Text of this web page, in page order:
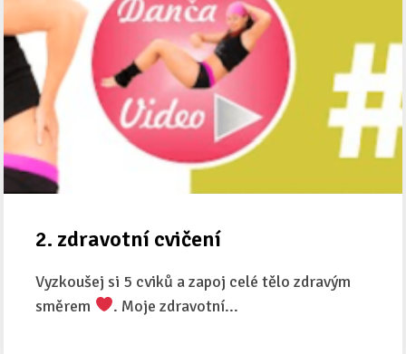
2. zdravotní cvičení
Vyzkoušej si 5 cviků a zapoj celé tělo zdravým
směrem
. Moje zdravotní...